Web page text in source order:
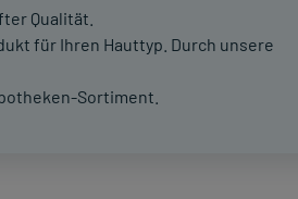
Qualität.
für Ihren Hauttyp. Durch unsere
Sortiment.